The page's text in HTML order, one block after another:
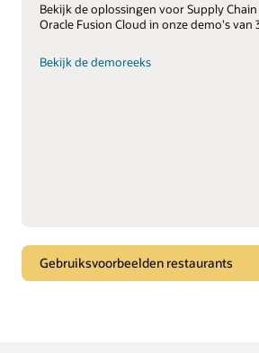
Bekijk de oplossingen voor Supply
Oracle Fusion Cloud in onze demo's van
Bekijk de demoreeks
Gebruiksvoorbeelden restaurants